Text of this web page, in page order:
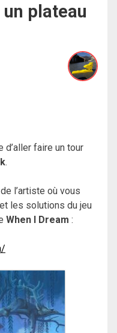
plateau
d’aller faire un tour
.
l’artiste où vous
les solutions du jeu
When I Dream :